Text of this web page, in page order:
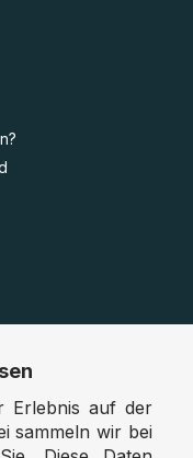
Erlebnis auf der
sammeln wir bei